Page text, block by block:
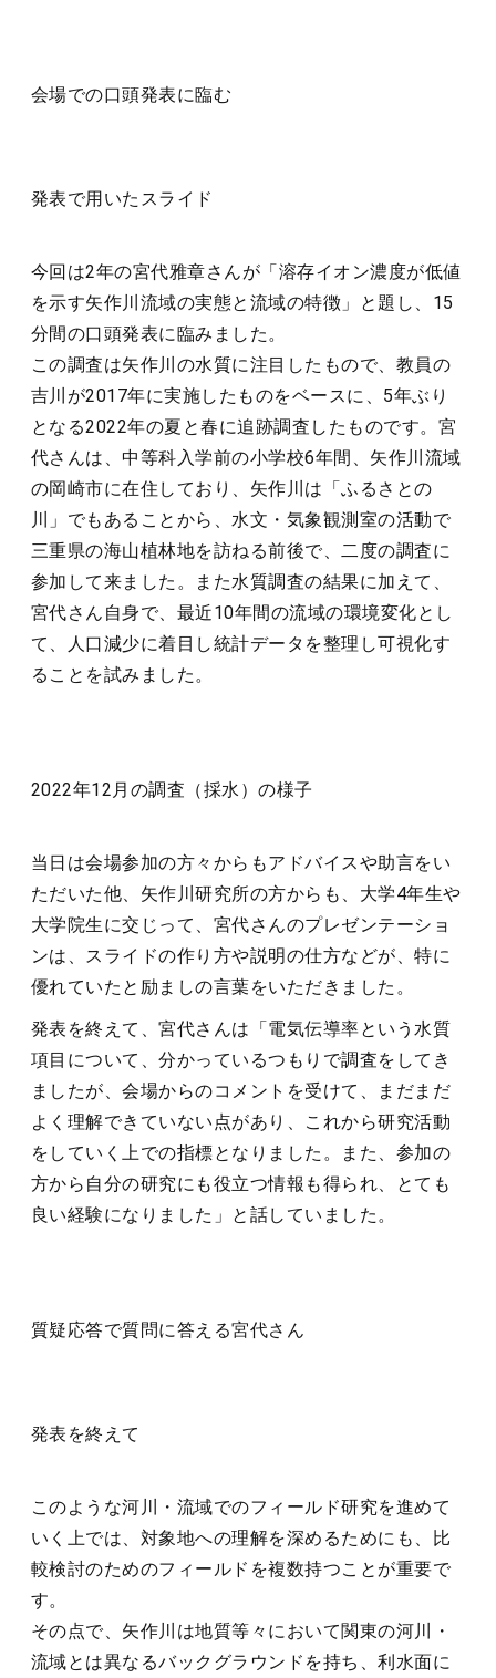
会場での口頭発表に臨む
発表で用いたスライド
今回は2年の宮代雅章さんが「溶存イオン濃度が低値
を示す矢作川流域の実態と流域の特徴」と題し、15
分間の口頭発表に臨みました。
この調査は矢作川の水質に注目したもので、教員の
吉川が2017年に実施したものをベースに、5年ぶり
となる2022年の夏と春に追跡調査したものです。宮
代さんは、中等科入学前の小学校6年間、矢作川流域
の岡崎市に在住しており、矢作川は「ふるさとの
川」でもあることから、水文・気象観測室の活動で
三重県の海山植林地を訪ねる前後で、二度の調査に
参加して来ました。また水質調査の結果に加えて、
宮代さん自身で、最近10年間の流域の環境変化とし
て、人口減少に着目し統計データを整理し可視化す
ることを試みました。
2022年12月の調査（採水）の様子
当日は会場参加の方々からもアドバイスや助言をい
ただいた他、矢作川研究所の方からも、大学4年生や
大学院生に交じって、宮代さんのプレゼンテーショ
ンは、スライドの作り方や説明の仕方などが、特に
優れていたと励ましの言葉をいただきました。
発表を終えて、宮代さんは「電気伝導率という水質
項目について、分かっているつもりで調査をしてき
ましたが、会場からのコメントを受けて、まだまだ
よく理解できていない点があり、これから研究活動
をしていく上での指標となりました。また、参加の
方から自分の研究にも役立つ情報も得られ、とても
良い経験になりました」と話していました。
質疑応答で質問に答える宮代さん
発表を終えて
このような河川・流域でのフィールド研究を進めて
いく上では、対象地への理解を深めるためにも、比
較検討のためのフィールドを複数持つことが重要で
す。
その点で、矢作川は地質等々において関東の河川・
流域とは異なるバックグラウンドを持ち、利水面に